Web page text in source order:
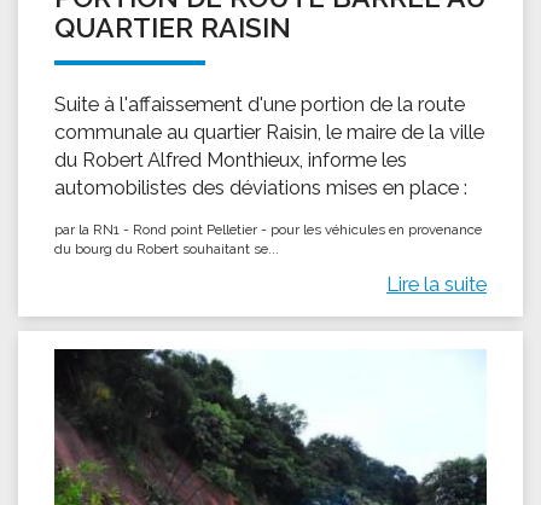
QUARTIER RAISIN
Suite à l'affaissement d'une portion de la route
communale au quartier Raisin, le maire de la ville
du Robert Alfred Monthieux, informe les
automobilistes des déviations mises en place :
par la RN1 - Rond point Pelletier - pour les véhicules en provenance
du bourg du Robert souhaitant se...
Lire la suite